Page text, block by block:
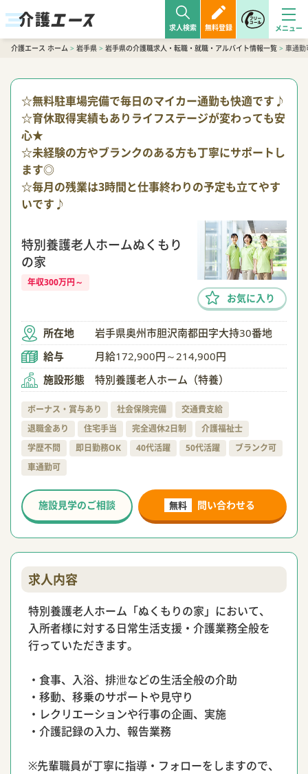
求人検索 無料登録
介護エース ホーム > 岩手県 > 岩手県の介護職求人・転職・就職・アルバイト情報一覧 > 車通勤
☆無料駐車場完備で毎日のマイカー通勤も快適です♪
☆育休取得実績もありライフステージが変わっても安
心★
☆未経験の方やブランクのある方も丁寧にサポートし
ます◎
☆毎月の残業は3時間と仕事終わりの予定も立てやす
いです♪
特別養護老人ホームぬくもり
の家
年収300万円～
お気に入り
所在地
岩手県奥州市胆沢南都田字大持30番地
給与
月給172,900円～214,900円
施設形態
特別養護老人ホーム（特養）
ボーナス・賞与あり 社会保険完備
交通費支給
退職金あり
住宅手当 完全週休2日制
介護福祉士
学歴不問
即日勤務OK 40代活躍 50代活躍
ブランク可
車通勤可
無料 問い合わせる
施設見学のご相談
求人内容
特別養護老人ホーム「ぬくもりの家」において、
入所者様に対する日常生活支援・介護業務全般を
行っていただきます。
・食事、入浴、排泄などの生活全般の介助
・移動、移乗のサポートや見守り
・レクリエーションや行事の企画、実施
・介護記録の入力、報告業務
※先輩職員が丁寧に指導・フォローをしますので、